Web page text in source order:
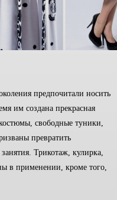
предпочитали носить
им создана прекрасная
свободные туники,
превратить
Трикотаж, кулирка,
в применении, кроме того,